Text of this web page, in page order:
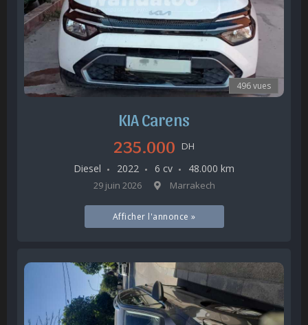
496 vues
KIA Carens
235.000 DH
Diesel 2022 6 cv 48.000 km
29 juin 2026 Marrakech
Afficher l'annonce »